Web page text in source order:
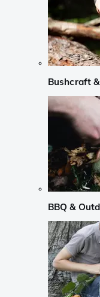
Bushcraft
BBQ &